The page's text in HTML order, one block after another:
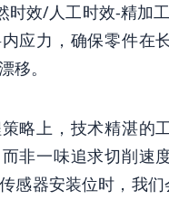
时效/人工时效-精加
应力，确保零件在
移。
略上，技术精湛的
非一味追求切削速
感器安装位时，我